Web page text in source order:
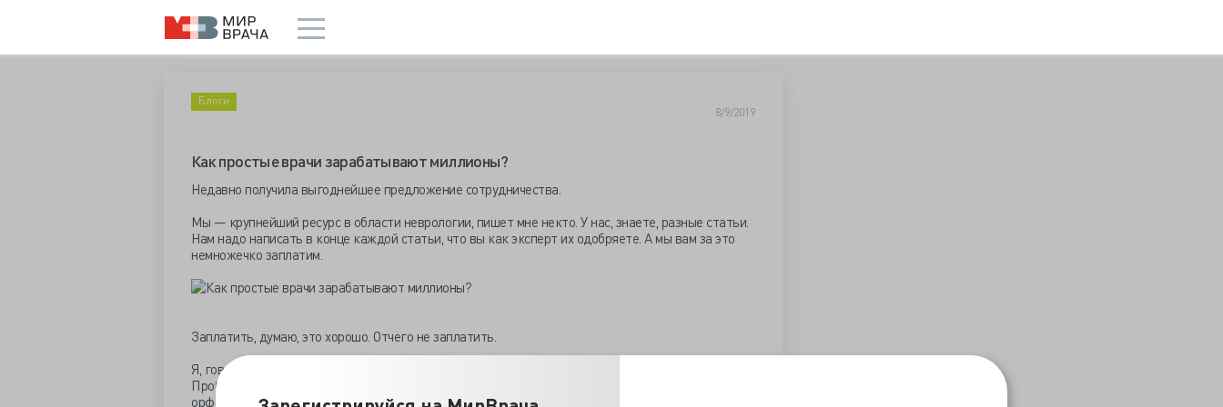
Блоги
8/9/2019
Как простые врачи зарабатывают миллионы?
Недавно получила выгоднейшее предложение сотрудничества.
Мы — крупнейший ресурс в области неврологии, пишет мне некто. У нас, знаете, разные статьи.
Нам надо написать в конце каждой статьи, что вы как эксперт их одобряете. А мы вам за это
немножечко заплатим.
Заплатить, думаю, это хорошо. Отчего не заплатить.
Я, говорю, согласна. Только вот есть одна проблемка: зашла я тут на ваш крупнейший ресурс.
Пробежалась по названиям первых пяти статей, нашла десять фактических и одну
орфографическую ошибку.